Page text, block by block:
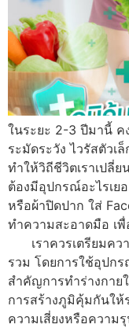
ในระยะ 2-3 ปีมานี้ ค
ระมัดระวัง ไวรัสตัวเ
ทำให้วิถีชีวิตเราเปลี่
ต้องมีอุปกรณ์อะไรเย
หรือผ้าปิดปาก ใส่
ทำความสะอาดมือ เพื่
เราควรเตรียมคว
รวม โดยการใช้อุปก
สำคัญการทำร่างกาย
การสร้างภูมิคุ้มกันให้
ความเสี่ยงหรือควา